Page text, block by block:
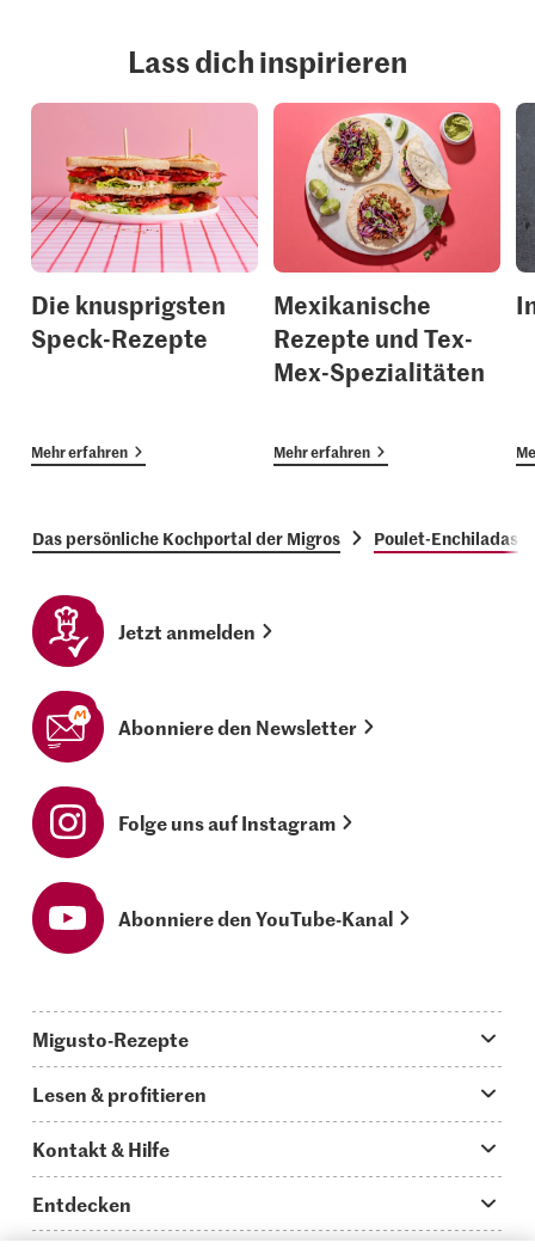
Lass dich inspirieren
Die knusprigsten
Speck-Rezepte
Mehr erfahren
Mexikanische
Rezepte und Tex-
Mex-Spezialitäten
Mehr erfahren
Das persönliche Kochportal der Migros Poulet-Enchiladas
Jetzt anmelden
Abonniere den Newsletter
Folge uns auf Instagram
Abonniere den YouTube-Kanal
Migusto-Rezepte
Was koche ich heute?
Hauptgerichte
Schnelle & einfache Rezepte
Lesen & profitieren
Storys
How to-Videos
Kontakt & Hilfe
Infos zum Kochen mit Migusto
Entdecken